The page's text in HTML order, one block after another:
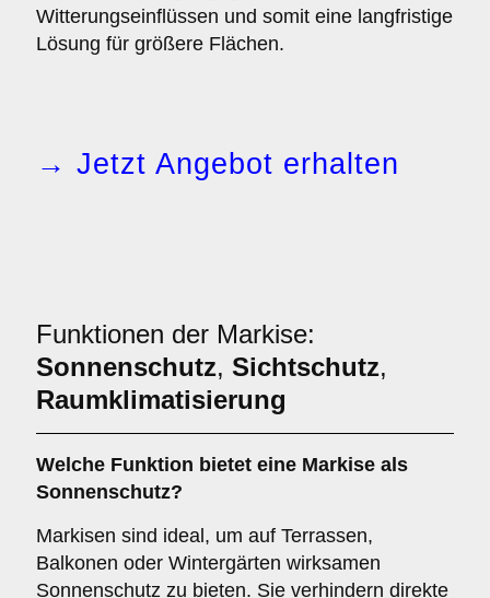
Witterungseinflüssen und somit eine langfristige
Lösung für größere Flächen.
→ Jetzt Angebot erhalten
Funktionen der Markise:
Sonnenschutz, Sichtschutz,
Raumklimatisierung
Welche Funktion bietet eine Markise als
Sonnenschutz?
Markisen sind ideal, um auf Terrassen,
Balkonen oder Wintergärten wirksamen
Sonnenschutz zu bieten. Sie verhindern direkte